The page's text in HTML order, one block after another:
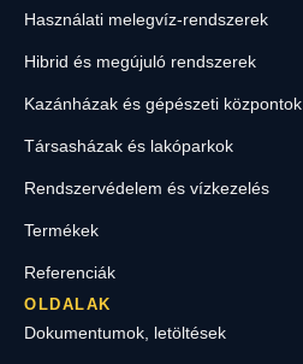
Használati melegvíz-rendszerek
Hibrid és megújuló rendszerek
Kazánházak és gépészeti központok
Társasházak és lakóparkok
Rendszervédelem és vízkezelés
Termékek
Referenciák
OLDALAK
Dokumentumok, letöltések